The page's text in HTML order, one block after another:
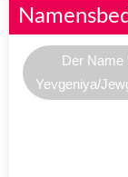
Der Name
Yevgeniya/